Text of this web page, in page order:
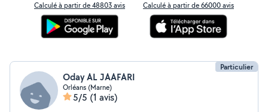
Calculé à partir de 48803 avis Calculé à partir de 66000 avis
Particulier
Oday AL JAAFARI
Orléans (Marne)
5/5 (1 avis)